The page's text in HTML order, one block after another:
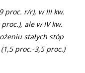
proc. r/r), w III kw.
ale w IV kw.
stałych stóp
proc.-3,5 proc.)